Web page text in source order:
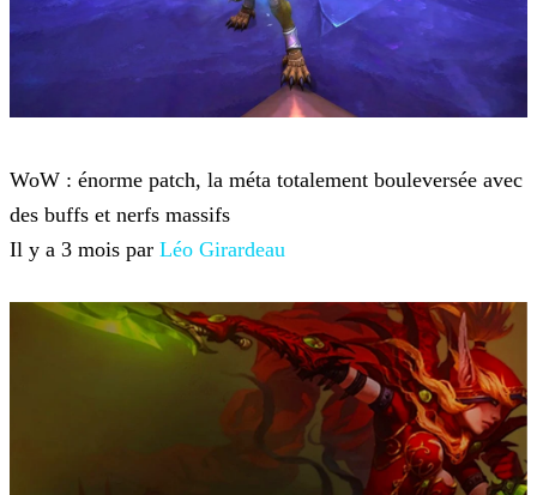
WoW : énorme patch, la méta totalement bouleversée avec
des buffs et nerfs massifs
Il y a 3 mois par Léo Girardeau